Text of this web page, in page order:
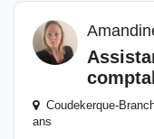
Coudekerque-
ans